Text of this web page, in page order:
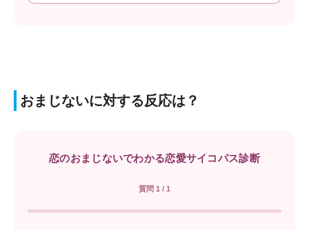
おまじないに対する反応は？
恋のおまじないでわかる恋愛サイコパス診断
質問 1 / 1